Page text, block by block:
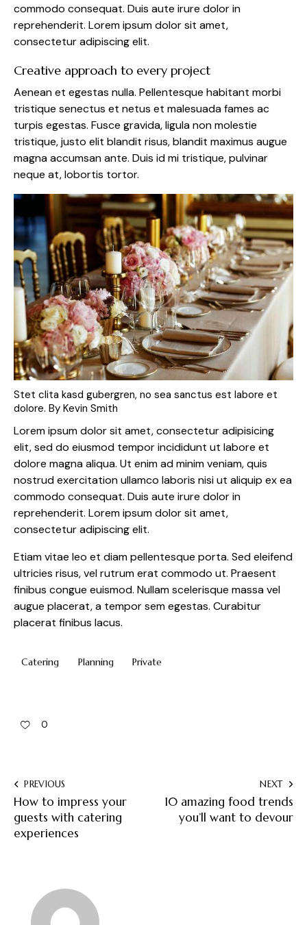
commodo consequat. Duis aute irure dolor in
reprehenderit. Lorem ipsum dolor sit amet,
consectetur adipiscing elit.
Creative approach to every project
Aenean et egestas nulla. Pellentesque habitant morbi
tristique senectus et netus et malesuada fames ac
turpis egestas. Fusce gravida, ligula non molestie
tristique, justo elit blandit risus, blandit maximus augue
magna accumsan ante. Duis id mi tristique, pulvinar
neque at, lobortis tortor.
Stet clita kasd gubergren, no sea sanctus est labore et
dolore. By Kevin Smith
Lorem ipsum dolor sit amet, consectetur adipisicing
elit, sed do eiusmod tempor incididunt ut labore et
dolore magna aliqua. Ut enim ad minim veniam, quis
nostrud exercitation ullamco laboris nisi ut aliquip ex ea
commodo consequat. Duis aute irure dolor in
reprehenderit. Lorem ipsum dolor sit amet,
consectetur adipiscing elit.
Etiam vitae leo et diam pellentesque porta. Sed eleifend
ultricies risus, vel rutrum erat commodo ut. Praesent
finibus congue euismod. Nullam scelerisque massa vel
augue placerat, a tempor sem egestas. Curabitur
placerat finibus lacus.
Catering Planning Private
0
PREVIOUS
How to impress your
guests with catering
experiences
NEXT
10 amazing food trends
you’ll want to devour